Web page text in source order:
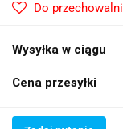
Do przechowalni
Wysyłka w ciągu
Cena przesyłki